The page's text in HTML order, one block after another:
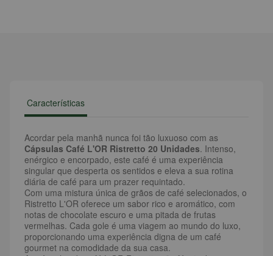
Características
Acordar pela manhã nunca foi tão luxuoso com as
Cápsulas Café L'OR Ristretto 20 Unidades. Intenso,
enérgico e encorpado, este café é uma experiência
singular que desperta os sentidos e eleva a sua rotina
diária de café para um prazer requintado.
Com uma mistura única de grãos de café selecionados, o
Ristretto L'OR oferece um sabor rico e aromático, com
notas de chocolate escuro e uma pitada de frutas
vermelhas. Cada gole é uma viagem ao mundo do luxo,
proporcionando uma experiência digna de um café
gourmet na comodidade da sua casa.